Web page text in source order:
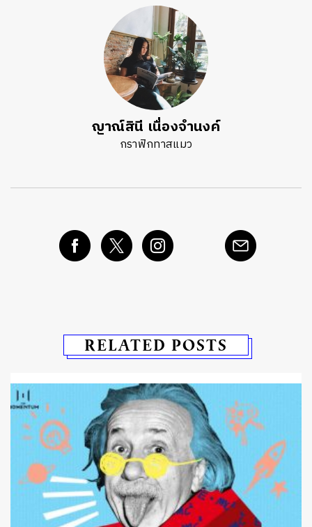
ญาณ์สินี เนื่องจำนงค์
กราฟิกทาสแมว
RELATED POSTS